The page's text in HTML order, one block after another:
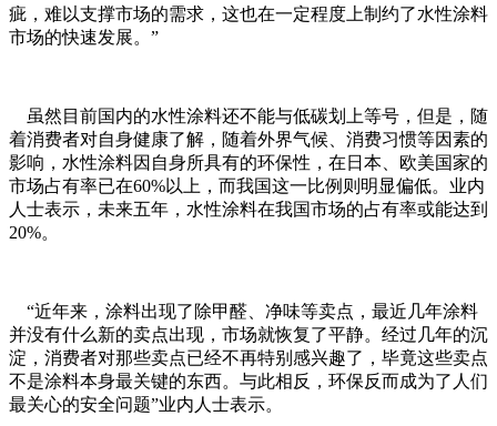
疵，难以支撑市场的需求，这也在一定程度上制约了水性涂料
市场的快速发展。”
虽然目前国内的水性涂料还不能与低碳划上等号，但是，随
着消费者对自身健康了解，随着外界气候、消费习惯等因素的
影响，水性涂料因自身所具有的环保性，在日本、欧美国家的
市场占有率已在60%以上，而我国这一比例则明显偏低。业内
人士表示，未来五年，水性涂料在我国市场的占有率或能达到
20%。
“近年来，涂料出现了除甲醛、净味等卖点，最近几年涂料
并没有什么新的卖点出现，市场就恢复了平静。经过几年的沉
淀，消费者对那些卖点已经不再特别感兴趣了，毕竟这些卖点
不是涂料本身最关键的东西。与此相反，环保反而成为了人们
最关心的安全问题”业内人士表示。